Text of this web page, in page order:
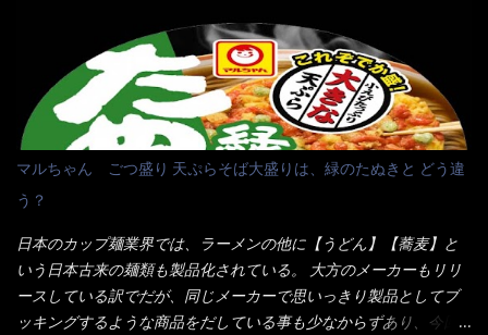
に行っても同じメニュー同じ味のファミレスには行きません。 最
近は、ステーキガストに試しに行ったぐらいです。（肉が喰いた
くて） しかし最近のファミレスは合理化が進み、店員さんもフロ
ア担当は2人程度しか居ないんだよねぇ～ それに注文はタッチパ
ネル！！ 凄いよなぁ～ 20年位前は、フロア担当だけでも5人は
居たと思うけど・・・ 判らず店員さんを呼ぶピンポンを・・・ク
ーポンなんだけどと伝えると、丁寧にタッチパネルで～と教えて
くれたが、何故かタッチパネルがクーポンを受け付けない！！ 店
員さんも、アレー？といいながら私が受け付けますので・・・と
消えていった。 タッチパネルのやつ、安いのは嫌うんだな！？こ
のヤロー！ 待つ事暫し・・・10分は越えたと思うけど・・・出て
来ました。 こちらが本日のサラメシ【ホーリーバジル香る、タイ
マルちゃん ごつ盛り 天ぷらそば大盛りは、緑のたぬきと どう違
う？
日本のカップ麺業界では、ラーメンの他に【うどん】【蕎麦】と
いう日本古来の麺類も製品化されている。 大方のメーカーもリリ
ースしている訳でだが、同じメーカーで思いっきり製品としてブ
ッキングするような商品をだしている事も少なからずあり、今回